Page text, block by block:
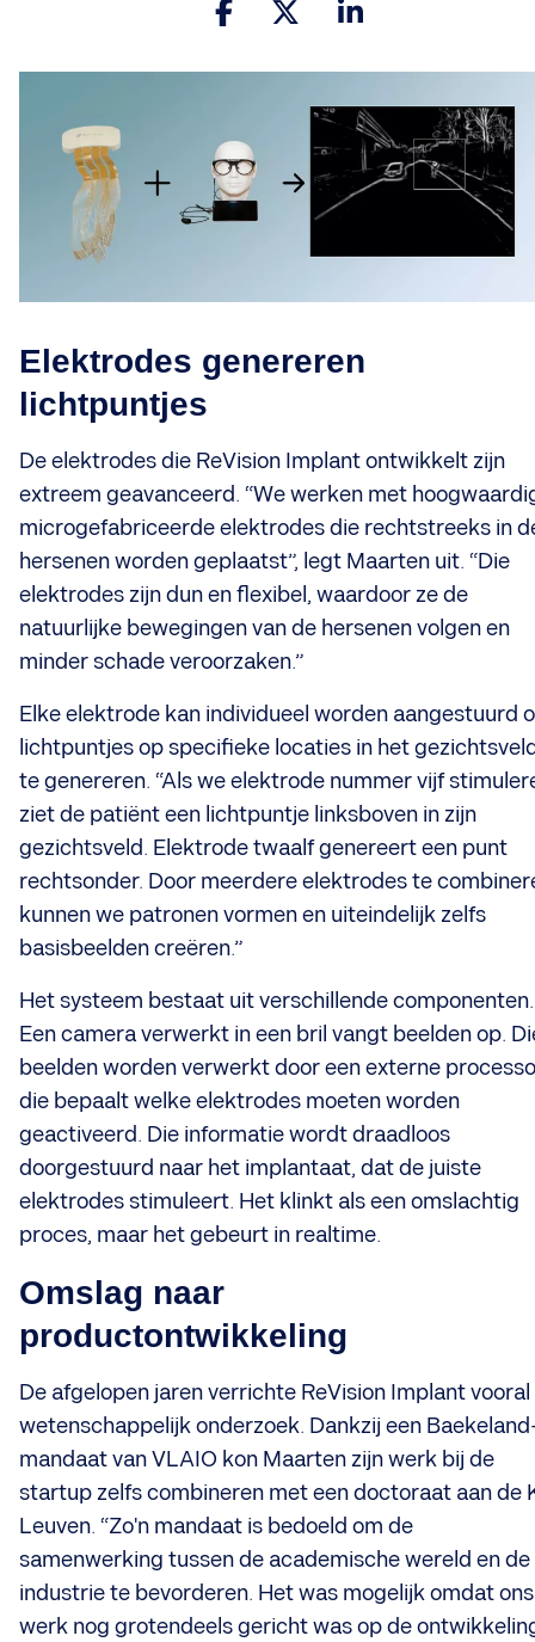
Elektrodes genereren
lichtpuntjes
De elektrodes die ReVision Implant ontwikkelt zijn
extreem geavanceerd. “We werken met
microgefabriceerde elektrodes die rechtstreeks in
hersenen worden geplaatst”, legt Maarten uit. “Die
elektrodes zijn dun en flexibel, waardoor ze de
natuurlijke bewegingen van de hersenen volgen en
minder schade veroorzaken.”
Elke elektrode kan individueel worden aangestuurd
lichtpuntjes op specifieke locaties in het
te genereren. “Als we elektrode nummer vijf
ziet de patiënt een lichtpuntje linksboven in zijn
gezichtsveld. Elektrode twaalf genereert een punt
rechtsonder. Door meerdere elektrodes te
kunnen we patronen vormen en uiteindelijk zelfs
basisbeelden creëren.”
Het systeem bestaat uit verschillende componenten.
Een camera verwerkt in een bril vangt beelden op.
beelden worden verwerkt door een externe
die bepaalt welke elektrodes moeten worden
geactiveerd. Die informatie wordt draadloos
doorgestuurd naar het implantaat, dat de juiste
elektrodes stimuleert. Het klinkt als een omslachtig
proces, maar het gebeurt in realtime.
Omslag naar
productontwikkeling
De afgelopen jaren verrichte ReVision Implant vooral
wetenschappelijk onderzoek. Dankzij een
mandaat van VLAIO kon Maarten zijn werk bij de
startup zelfs combineren met een doctoraat aan de
Leuven. “Zo'n mandaat is bedoeld om de
samenwerking tussen de academische wereld en de
industrie te bevorderen. Het was mogelijk omdat ons
werk nog grotendeels gericht was op de